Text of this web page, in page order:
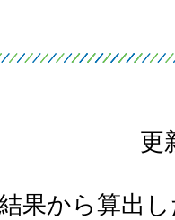
更
果から算出